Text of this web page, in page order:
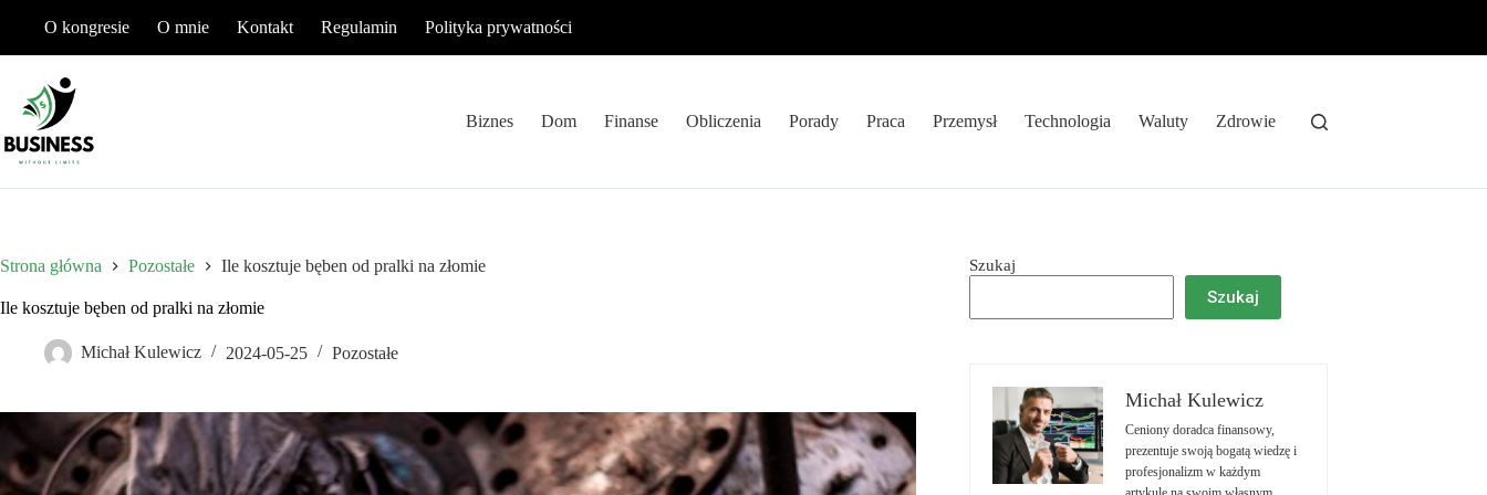
O kongresie O mnie Kontakt Regulamin Polityka prywatności
Biznes Dom Finanse Obliczenia Porady Praca Przemysł Technologia Waluty Zdrowie
Strona główna Pozostałe Ile kosztuje bęben od pralki na złomie
Ile kosztuje bęben od pralki na złomie
Michał Kulewicz 2024-05-25 Pozostałe
Szukaj
Szukaj
Michał Kulewicz
Ceniony doradca finansowy,
prezentuje swoją bogatą wiedzę i
profesjonalizm w każdym